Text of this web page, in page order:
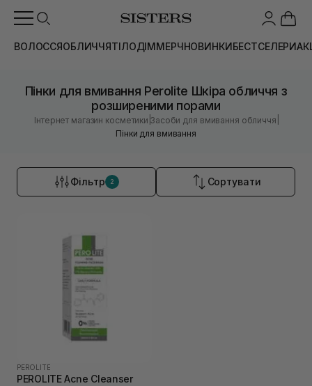
ВОЛОССЯОБЛИЧЧЯТІЛОДІММЕРЧНОВИНКИБЕСТСЕЛЕРИ
Пінки для вмивання Perolite Шкіра обличчя з
розширеними порами
Інтернет магазин косметики Засоби для вмивання обличчя
Пінки для вмивання
Фільтр 2 Сортувати
PEROLITE
PEROLITE Acne Cleanser